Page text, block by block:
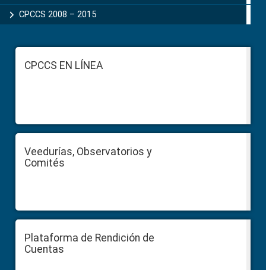
CPCCS 2008 – 2015
FooterCPCCS EN LÍNEA
Veedurías, Observatorios y
Comités
Plataforma de Rendición de
Cuentas